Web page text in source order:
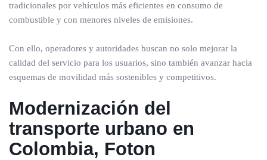
tradicionales por vehículos más eficientes en consumo de
combustible y con menores niveles de emisiones.
Con ello, operadores y autoridades buscan no solo mejorar la
calidad del servicio para los usuarios, sino también avanzar hacia
esquemas de movilidad más sostenibles y competitivos.
Modernización del
transporte urbano en
Colombia, Foton